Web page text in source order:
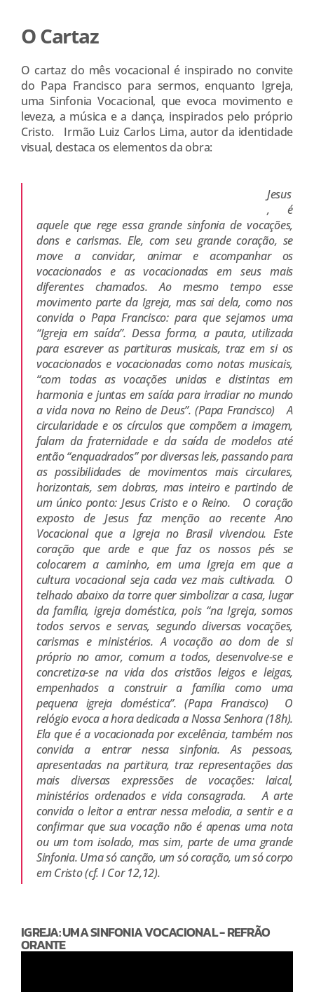
O Cartaz
O cartaz do mês vocacional é inspirado no convite
do Papa Francisco para sermos, enquanto Igreja,
uma Sinfonia Vocacional, que evoca movimento e
leveza, a música e a dança, inspirados pelo próprio
Cristo.
Irmão Luiz Carlos Lima, autor da identidade
visual, destaca os elementos da obra:
Jesus
, é
aquele que rege essa grande sinfonia de vocações,
dons e carismas. Ele, com seu grande coração, se
move a convidar, animar e acompanhar os
vocacionados e as vocacionadas em seus mais
diferentes chamados. Ao mesmo tempo esse
movimento parte da Igreja, mas sai dela, como nos
convida o Papa Francisco: para que sejamos uma
“Igreja em saída”. Dessa forma, a pauta, utilizada
para escrever as partituras musicais, traz em si os
vocacionados e vocacionadas como notas musicais,
“com todas as vocações unidas e distintas em
harmonia e juntas em saída para irradiar no mundo
a vida nova no Reino de Deus”. (Papa Francisco)
A
circularidade e os círculos que compõem a imagem,
falam da fraternidade e da saída de modelos até
então “enquadrados” por diversas leis, passando para
as possibilidades de movimentos mais circulares,
horizontais, sem dobras, mas inteiro e partindo de
um único ponto: Jesus Cristo e o Reino.
O coração
exposto de Jesus faz menção ao recente Ano
Vocacional que a Igreja no Brasil vivenciou. Este
coração que arde e que faz os nossos pés se
colocarem a caminho, em uma Igreja em que a
cultura vocacional seja cada vez mais cultivada.
O
telhado abaixo da torre quer simbolizar a casa, lugar
da família, igreja doméstica, pois “na Igreja, somos
todos servos e servas, segundo diversas vocações,
carismas e ministérios. A vocação ao dom de si
próprio no amor, comum a todos, desenvolve-se e
concretiza-se na vida dos cristãos leigos e leigas,
empenhados a construir a família como uma
pequena igreja doméstica”. (Papa Francisco)
O
relógio evoca a hora dedicada a Nossa Senhora (18h).
Ela que é a vocacionada por excelência, também nos
convida a entrar nessa sinfonia. As pessoas,
apresentadas na partitura, traz representações das
mais diversas expressões de vocações: laical,
ministérios ordenados e vida consagrada.
A arte
convida o leitor a entrar nessa melodia, a sentir e a
confirmar que sua vocação não é apenas uma nota
ou um tom isolado, mas sim, parte de uma grande
Sinfonia. Uma só canção, um só coração, um só corpo
em Cristo (cf. I Cor 12,12).
IGREJA: UMA SINFONIA VOCACIONAL - REFRÃO
ORANTE